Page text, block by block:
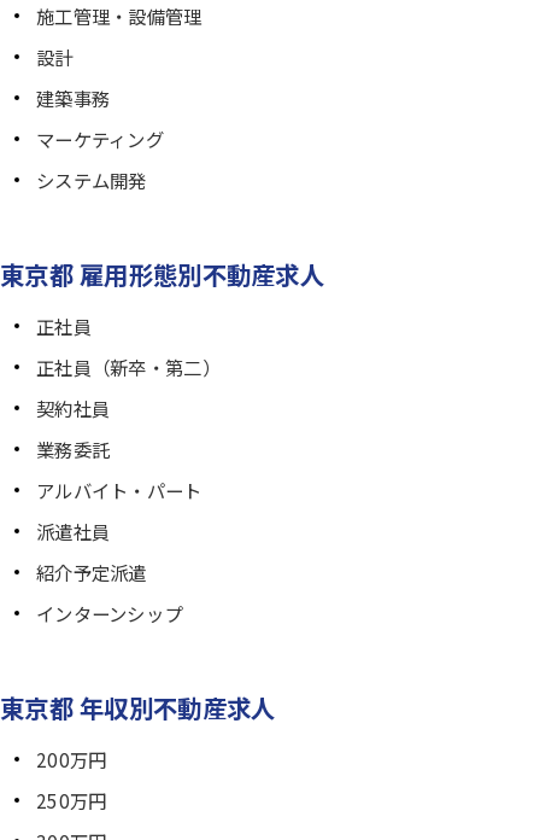
施工管理・設備管理
設計
建築事務
マーケティング
システム開発
東京都 雇用形態別不動産求人
正社員
正社員（新卒・第二）
契約社員
業務委託
アルバイト・パート
派遣社員
紹介予定派遣
インターンシップ
東京都 年収別不動産求人
200万円
250万円